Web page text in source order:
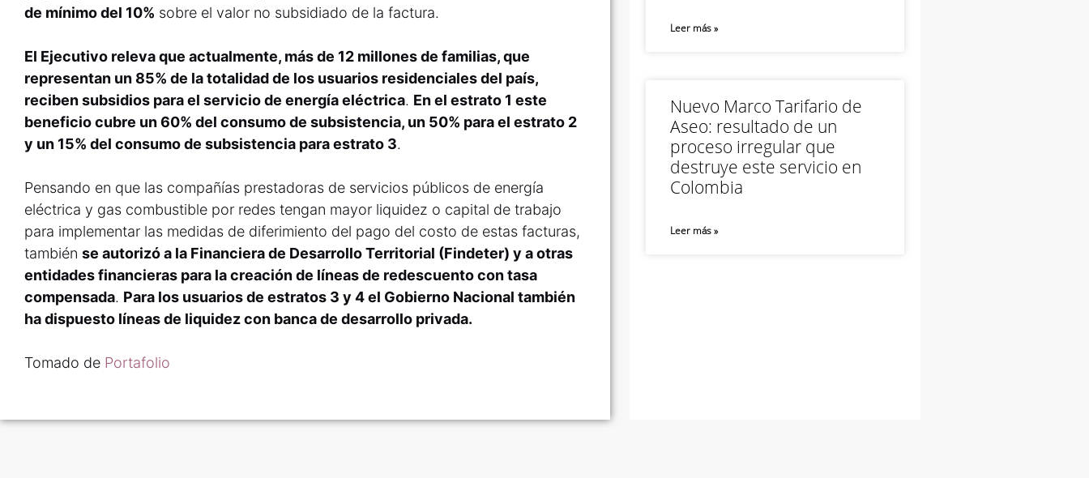
de mínimo del 10% sobre el valor no subsidiado de la factura.
El Ejecutivo releva que actualmente, más de 12 millones de familias, que
representan un 85% de la totalidad de los usuarios residenciales del país,
reciben subsidios para el servicio de energía eléctrica. En el estrato 1 este
beneficio cubre un 60% del consumo de subsistencia, un 50% para el estrato 2
y un 15% del consumo de subsistencia para estrato 3.
Pensando en que las compañías prestadoras de servicios públicos de energía
eléctrica y gas combustible por redes tengan mayor liquidez o capital de trabajo
para implementar las medidas de diferimiento del pago del costo de estas facturas,
también se autorizó a la Financiera de Desarrollo Territorial (Findeter) y a otras
entidades financieras para la creación de líneas de redescuento con tasa
compensada. Para los usuarios de estratos 3 y 4 el Gobierno Nacional también
ha dispuesto líneas de liquidez con banca de desarrollo privada.
Tomado de Portafolio
Leer más »
Nuevo Marco Tarifario de
Aseo: resultado de un
proceso irregular que
destruye este servicio en
Colombia
Leer más »